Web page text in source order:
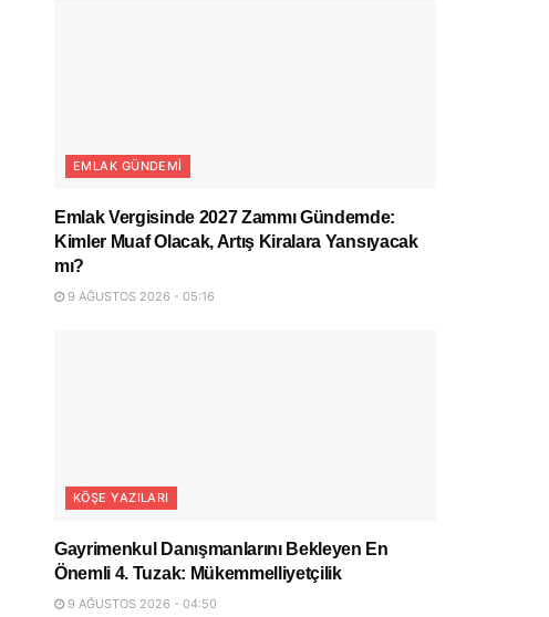
EMLAK GÜNDEMI
Emlak Vergisinde 2027 Zammı Gündemde:
Kimler Muaf Olacak, Artış Kiralara Yansıyacak
mı?
9 AĞUSTOS 2026 - 05:16
KÖŞE YAZILARI
Gayrimenkul Danışmanlarını Bekleyen En
Önemli 4. Tuzak: Mükemmelliyetçilik
9 AĞUSTOS 2026 - 04:50